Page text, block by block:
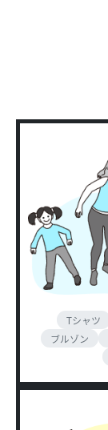
Tシャツ
ブルゾン